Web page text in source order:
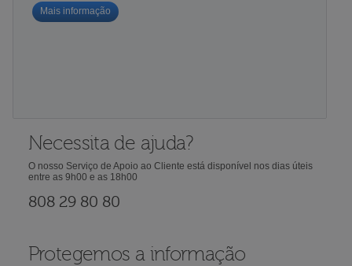
Mais informação
Necessita de ajuda?
O nosso Serviço de Apoio ao Cliente está disponível nos dias úteis
entre as 9h00 e as 18h00
808 29 80 80
Protegemos a informação